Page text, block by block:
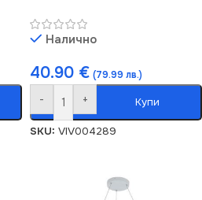
Налично
40.90 € (79.99 лв.)
- + Купи
SKU: VIV004289